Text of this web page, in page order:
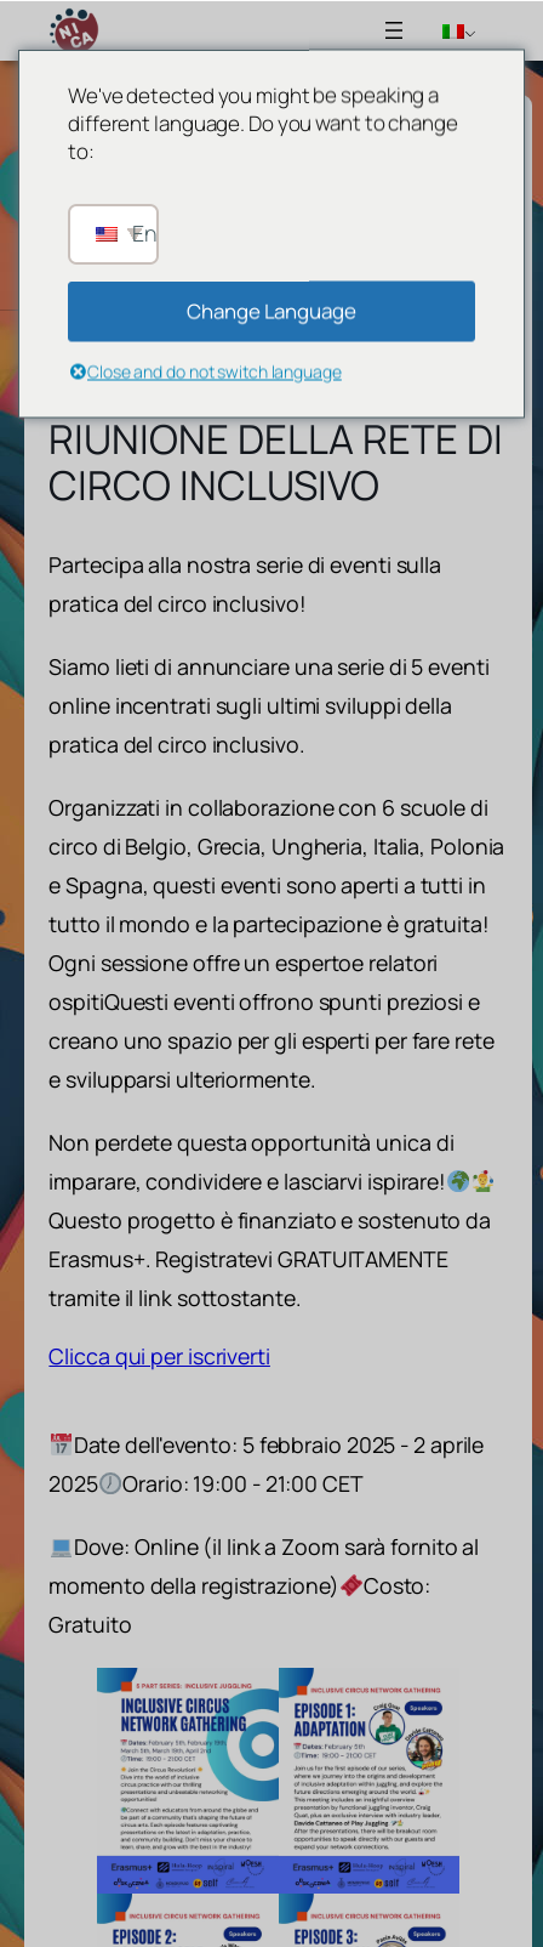
RIUNIONE DELLA RETE DI
CIRCO INCLUSIVO
Partecipa alla nostra serie di eventi sulla
pratica del circo inclusivo!
Siamo lieti di annunciare una serie di 5 eventi
online incentrati sugli ultimi sviluppi della
pratica del circo inclusivo.
Organizzati in collaborazione con 6 scuole di
circo di Belgio, Grecia, Ungheria, Italia, Polonia
e Spagna, questi eventi sono aperti a tutti in
tutto il mondo e la partecipazione è gratuita!
Ogni sessione offre un espertoe relatori
ospitiQuesti eventi offrono spunti preziosi e
creano uno spazio per gli esperti per fare rete
e svilupparsi ulteriormente.
Non perdete questa opportunità unica di
imparare, condividere e lasciarvi ispirare!
Questo progetto è finanziato e sostenuto da
Erasmus+. Registratevi GRATUITAMENTE
tramite il link sottostante.
Clicca qui per iscriverti
Date dell'evento: 5 febbraio 2025 - 2 aprile
2025
Orario: 19:00 - 21:00 CET
Dove: Online (il link a Zoom sarà fornito al
momento della registrazione)
Costo:
Gratuito
We've detected you might be speaking a
different language. Do you want to change
to:
English
Change Language
Close and do not switch language